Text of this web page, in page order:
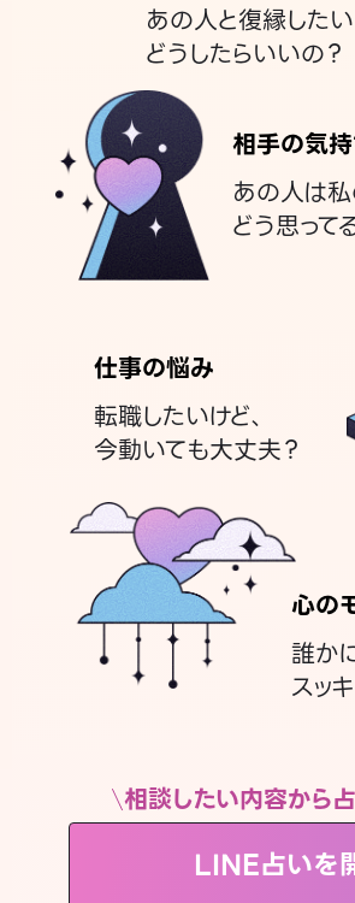
あの人と復縁した
どうしたらいいの？
相手の気
あの人は
どう思って
仕事の悩み
転職したいけど、
今動いても大丈夫？
心の
誰か
スッ
相談したい内容から
LINE占いを